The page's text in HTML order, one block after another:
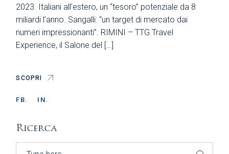
2023. Italiani all’estero, un “tesoro” potenziale da 8
miliardi l’anno. Sangalli: “un target di mercato dai
numeri impressionanti”. RIMINI – TTG Travel
Experience, il Salone del […]
SCOPRI
FB. IN.
Ricerca
Search